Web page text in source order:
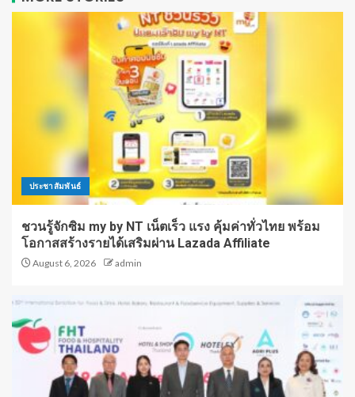
ประชาสัมพันธ์
ชวนรู้จักซิม my by NT เน็ตเร็ว แรง คุ้มค่าทั่วไทย พร้อม
โอกาสสร้างรายได้เสริมผ่าน Lazada Affiliate
August 6, 2026 admin